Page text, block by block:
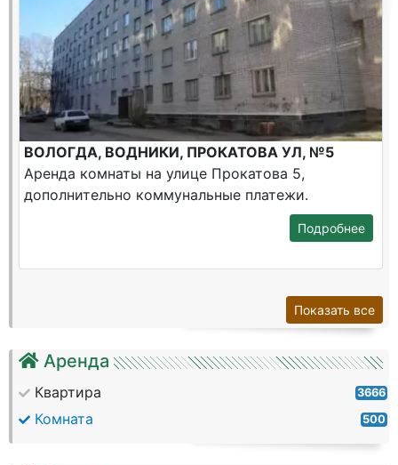
Аренда
Квартира 3666
Комната 500
ВОЛОГДА, ВОДНИКИ, ПРОКАТОВА УЛ, №5
Аренда комнаты на улице Прокатова 5,
дополнительно коммунальные платежи.
Подробнее
Показать все